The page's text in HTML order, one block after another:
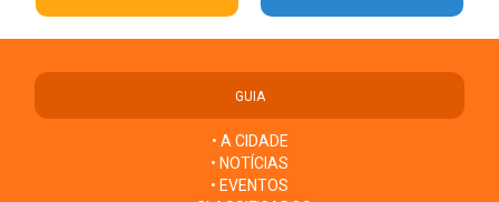
GUIA
• A CIDADE
• NOTÍCIAS
• EVENTOS